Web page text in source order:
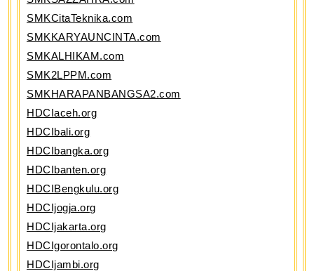
SMKCitaTeknika.com
SMKKARYAUNCINTA.com
SMKALHIKAM.com
SMK2LPPM.com
SMKHARAPANBANGSA2.com
HDCIaceh.org
HDCIbali.org
HDCIbangka.org
HDCIbanten.org
HDCIBengkulu.org
HDCIjogja.org
HDCIjakarta.org
HDCIgorontalo.org
HDCIjambi.org